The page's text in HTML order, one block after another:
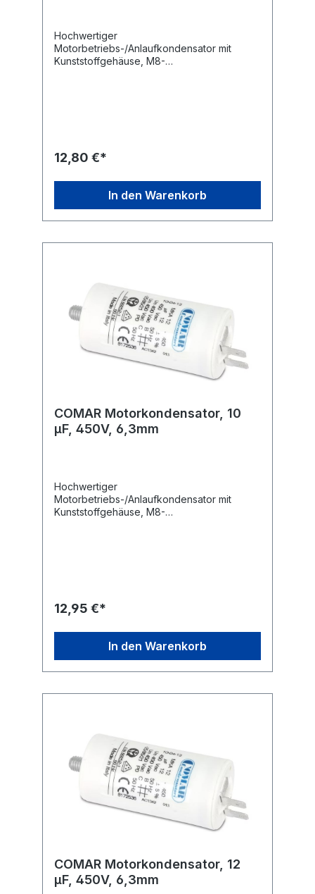
Hochwertiger
Motorbetriebs-/Anlaufkondensator mit
Kunststoffgehäuse, M8-
(HPFPU) Befestigung: M8 Anschluss: 6,3 mm
12,80 €*
In den Warenkorb
COMAR Motorkondensator, 10
µF, 450V, 6,3mm
Hochwertiger
Motorbetriebs-/Anlaufkondensator mit
Kunststoffgehäuse, M8-
(HPFNT), 450 V-C 3000 h
Gewinde und Anschlüsse (ØxL): 30x70 mm
12,95 €*
In den Warenkorb
COMAR Motorkondensator, 12
µF, 450V, 6,3mm